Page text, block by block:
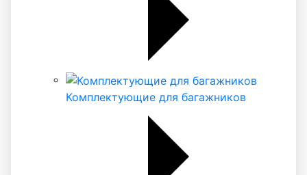
Комплектующие для багажников